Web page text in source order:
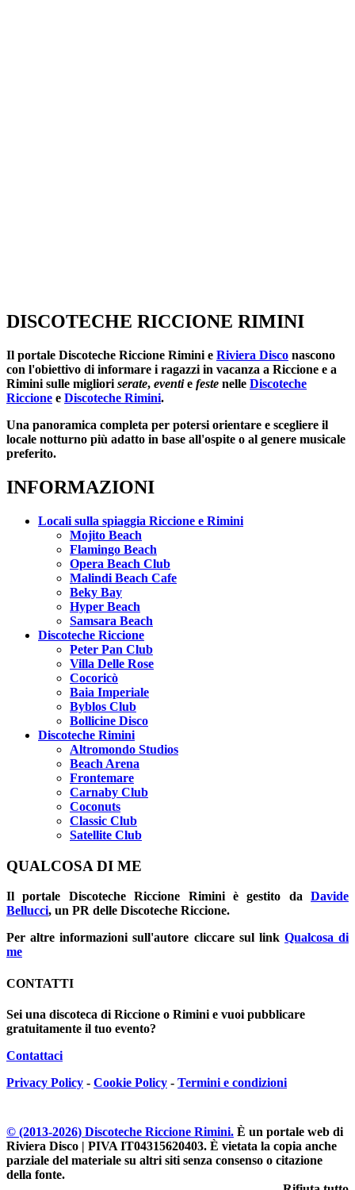
DISCOTECHE RICCIONE RIMINI
Il portale Discoteche Riccione Rimini e Riviera Disco nascono
con l'obiettivo di informare i ragazzi in vacanza a Riccione e a
Rimini sulle migliori serate, eventie feste nelle Discoteche
Riccione e Discoteche Rimini.
Una panoramica completa per potersi orientare e scegliere il
locale notturno più adatto in base all'ospite o al genere musicale
preferito.
INFORMAZIONI
Locali sulla spiaggia Riccione e Rimini
Mojito Beach
Flamingo Beach
Opera Beach Club
Malindi Beach Cafe
Beky Bay
Hyper Beach
Samsara Beach
Discoteche Riccione
Peter Pan Club
Villa Delle Rose
Cocoricò
Baia Imperiale
Byblos Club
Bollicine Disco
Discoteche Rimini
Altromondo Studios
Beach Arena
Frontemare
Carnaby Club
Coconuts
Classic Club
Satellite Club
QUALCOSA DI ME
Il portale Discoteche Riccione Riminiè gestito da Davide
Bellucci, un PR delle Discoteche Riccione.
Per altre informazioni sull'autore cliccare sul link Qualcosa di
me
CONTATTI
Sei una discoteca di Riccione o Rimini e vuoi pubblicare
gratuitamente il tuo evento?
Contattaci
Privacy Policy - Cookie Policy - Termini e condizioni
© (2013-2026) Discoteche Riccione Rimini. È un portale web di
Riviera Disco | PIVA IT04315620403. È vietata la copia anche
parziale del materiale su altri siti senza consenso o citazione
della fonte.